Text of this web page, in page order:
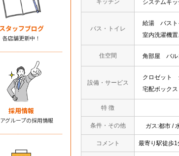
システムキッ
バス・トイレ
給湯 バス
室内洗濯機
住空間 角部屋 バル
設備・サービス
クロゼット
宅配ボックス
特 徴
条件・その他 ガス:都市 /
コメント 最寄り駅徒歩
スタッフブログ
各店舗更新中！
採用情報
グループの採用情報